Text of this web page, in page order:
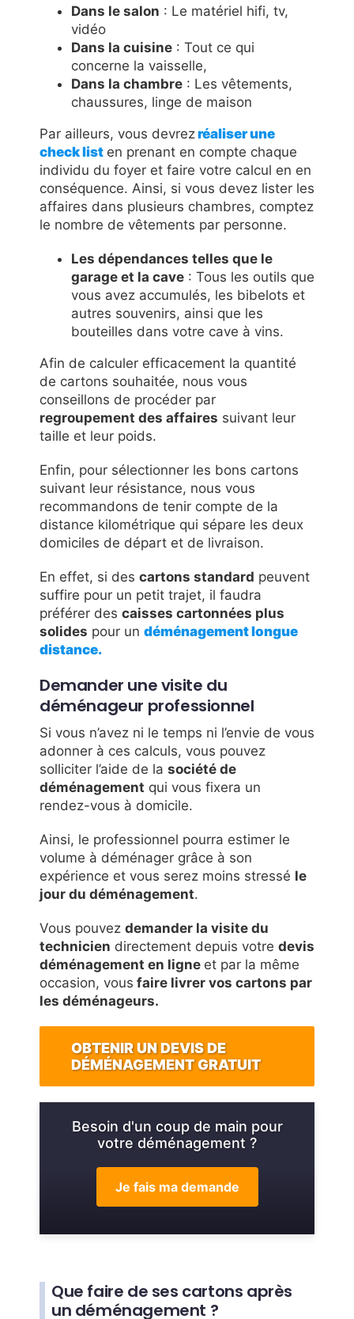
Dans le salon : Le matériel hifi, tv,
vidéo
Dans la cuisine : Tout ce qui
concerne la vaisselle,
Dans la chambre : Les vêtements,
chaussures, linge de maison
Par ailleurs, vous devrezréaliser une
check list en prenant en compte chaque
individu du foyer et faire votre calcul en en
conséquence. Ainsi, si vous devez lister les
affaires dans plusieurs chambres, comptez
le nombre de vêtements par personne.
Les dépendances telles que le
garage et la cave : Tous les outils que
vous avez accumulés, les bibelots et
autres souvenirs, ainsi que les
bouteilles dans votre cave à vins.
Afin de calculer efficacement la quantité
de cartons souhaitée, nous vous
conseillons de procéder par
regroupement des affaires suivant leur
taille et leur poids.
Enfin, pour sélectionner les bons cartons
suivant leur résistance, nous vous
recommandons de tenir compte de la
distance kilométrique qui sépare les deux
domiciles de départ et de livraison.
En effet, si des cartons standard peuvent
suffire pour un petit trajet, il faudra
préférer des caisses cartonnées plus
solides pour un déménagement longue
distance.
Demander une visite du
déménageur professionnel
Si vous n’avez ni le temps ni l’envie de vous
adonner à ces calculs, vous pouvez
solliciter l’aide de la société de
déménagement qui vous fixera un
rendez-vous à domicile.
Ainsi, le professionnel pourra estimer le
volume à déménager grâce à son
expérience et vous serez moins stressé le
jour du déménagement.
Vous pouvez demander la visite du
technicien directement depuis votre devis
déménagement en ligne et par la même
occasion, vous faire livrer vos cartons par
les déménageurs.
OBTENIR UN DEVIS DE
DÉMÉNAGEMENT GRATUIT
Besoin d'un coup de main pour
votre déménagement ?
Je fais ma demande
Que faire de ses cartons après
un déménagement ?